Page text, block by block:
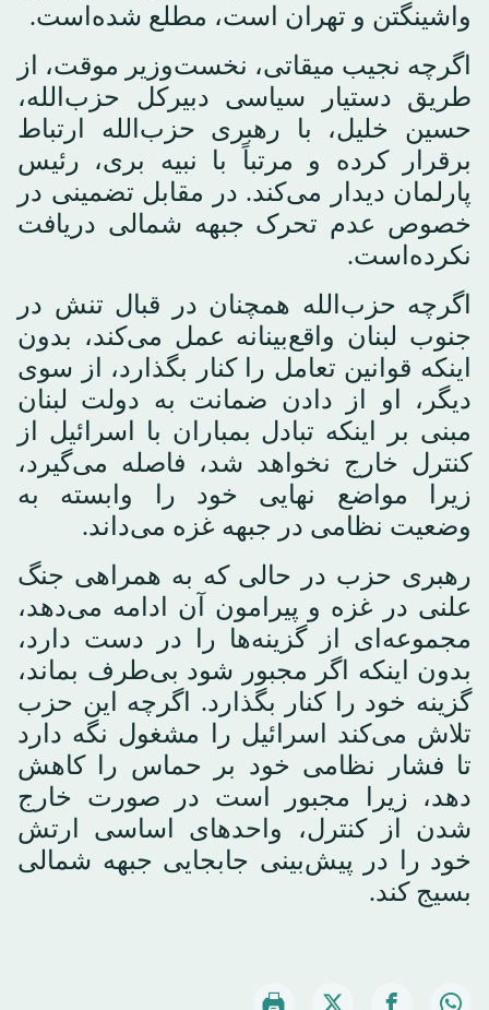
واشینگتن و تهران است، مطلع شده‌است.
اگرچه نجیب میقاتی، نخست‌وزیر موقت، از
طریق دستیار سیاسی دبیرکل حزب‌الله،
حسین خلیل، با رهبری حزب‌الله ارتباط
برقرار کرده و مرتباً با نبیه بری، رئیس
پارلمان دیدار می‌کند. در مقابل تضمینی در
خصوص عدم تحرک جبهه شمالی دریافت
نکرده‌است.
اگرچه حزب‌الله همچنان در قبال تنش در
جنوب لبنان واقع‌بینانه عمل می‌کند، بدون
اینکه قوانین تعامل را کنار بگذارد، از سوی
دیگر، او از دادن ضمانت به دولت لبنان
مبنی بر اینکه تبادل بمباران با اسرائیل از
کنترل خارج نخواهد شد، فاصله می‌گیرد،
زیرا مواضع نهایی خود را وابسته به
وضعیت نظامی در جبهه غزه می‌داند.
رهبری حزب در حالی که به همراهی جنگ
علنی در غزه و پیرامون آن ادامه می‌دهد،
مجموعه‌ای از گزینه‌ها را در دست دارد،
بدون اینکه اگر مجبور شود بی‌طرف بماند،
گزینه خود را کنار بگذارد. اگرچه این حزب
تلاش می‌کند اسرائیل را مشغول نگه دارد
تا فشار نظامی خود بر حماس را کاهش
دهد، زیرا مجبور است در صورت خارج
شدن از کنترل، واحدهای اساسی ارتش
خود را در پیش‌بینی جابجایی جبهه شمالی
بسیج کند.